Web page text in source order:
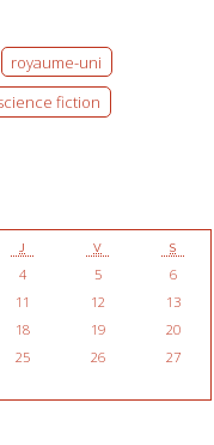
royaume-uni
fiction
J V S
4 5
6
11 12
13
18 19
20
25 26
27